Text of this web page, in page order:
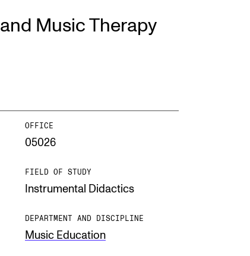
Vacancies
Music Therapy
OFFICE
05026
FIELD OF STUDY
Instrumental Didactics
DEPARTMENT AND DISCIPLINE
Music Education